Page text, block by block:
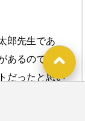
郎先生であ
あるのです
だったと思い